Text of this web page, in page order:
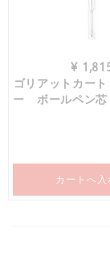
¥
ゴリアットカー
ー ボールペン芯
カートへ入